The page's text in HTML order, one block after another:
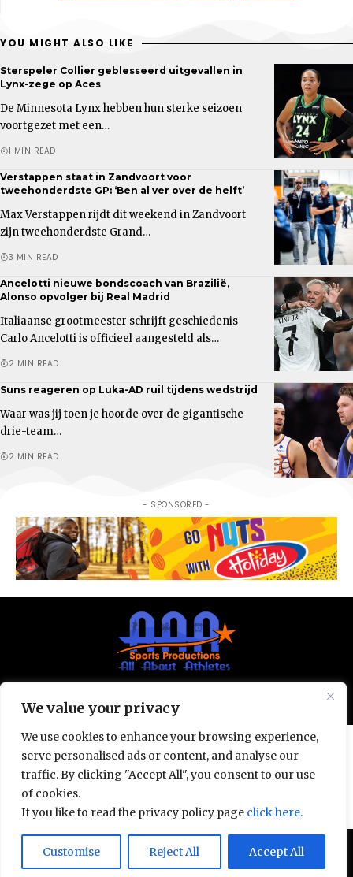
We value your privacy
We use cookies to enhance your browsing experience,
serve personalised ads or content, and analyse our
traffic. By clicking "Accept All", you consent to our use
of cookies.
If you like to read the privacy policy page click here.
Customise Reject All Accept All
Door deze site te gebruiken, ga je akkoord met het
Gebruiksvoorwaarden
Accept
YOU MIGHT ALSO LIKE
Sterspeler Collier geblesseerd uitgevallen in
Lynx-zege op Aces
De Minnesota Lynx hebben hun sterke seizoen
voortgezet met een…
1 MIN READ
Verstappen staat in Zandvoort voor
tweehonderdste GP: ‘Ben al ver over de helft’
Max Verstappen rijdt dit weekend in Zandvoort
zijn tweehonderdste Grand…
3 MIN READ
Ancelotti nieuwe bondscoach van Brazilië,
Alonso opvolger bij Real Madrid
Italiaanse grootmeester schrijft geschiedenis
Carlo Ancelotti is officieel aangesteld als…
2 MIN READ
Suns reageren op Luka-AD ruil tijdens wedstrijd
Waar was jij toen je hoorde over de gigantische
drie-team…
2 MIN READ
- SPONSORED -
© All Rights Reserved 2025.